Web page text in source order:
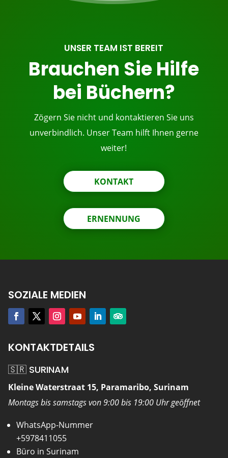
UNSER TEAM IST BEREIT
Brauchen Sie Hilfe
bei Büchern?
Zögern Sie nicht und kontaktieren Sie uns
unverbindlich. Unser Team hilft Ihnen gerne
weiter!
KONTAKT
ERNENNUNG
SOZIALE MEDIEN
KONTAKTDETAILS
🇸🇷 SURINAM
Kleine Waterstraat 15, Paramaribo, Surinam
Montags bis samstags von 9:00 bis 19:00 Uhr geöffnet
WhatsApp-Nummer
+5978411055
Büro in Surinam